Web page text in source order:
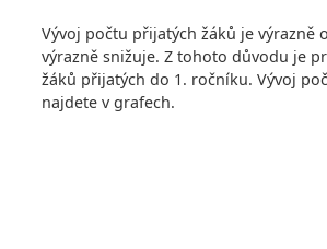
Vývoj počtu přijatých žáků je výrazně
výrazně snižuje. Z tohoto důvodu je
žáků přijatých do 1. ročníku. Vývoj
najdete v grafech.